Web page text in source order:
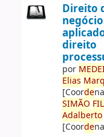
Direito
direito
por MEDE
Elias
[Coorde
SIMÃO
Adalberto
[Coorde